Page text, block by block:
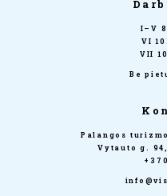
I–V
VI
VII
Be
Palangos
Vytauto g.